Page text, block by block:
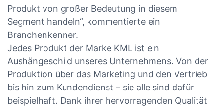
Produkt von großer Bedeutung in diesem
Segment handeln“, kommentierte ein
Branchenkenner.
Jedes Produkt der Marke KML ist ein
Aushängeschild unseres Unternehmens. Von der
Produktion über das Marketing und den Vertrieb
bis hin zum Kundendienst – sie alle sind dafür
beispielhaft. Dank ihrer hervorragenden Qualität